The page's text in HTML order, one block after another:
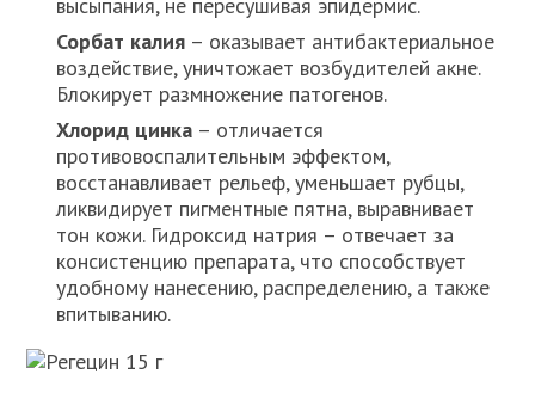
Сорбат калия – оказывает антибактериальное
воздействие, уничтожает возбудителей акне.
Блокирует размножение патогенов.
Хлорид цинка – отличается
противовоспалительным эффектом,
восстанавливает рельеф, уменьшает рубцы,
ликвидирует пигментные пятна, выравнивает
тон кожи. Гидроксид натрия – отвечает за
консистенцию препарата, что способствует
удобному нанесению, распределению, а также
впитыванию.